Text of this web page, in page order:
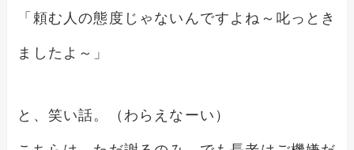
「頼む人の態度じゃないんですよね～叱っとき
ましたよ～」
と、笑い話。（わらえなーい）